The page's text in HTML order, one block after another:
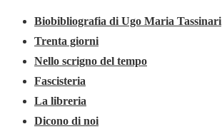
Biobibliografia di Ugo Maria Tassinari
Trenta giorni
Nello scrigno del tempo
Fascisteria
La libreria
Dicono di noi